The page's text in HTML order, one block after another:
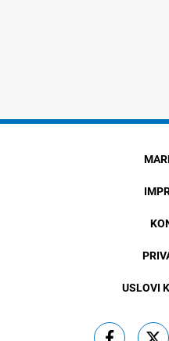
USLOVI